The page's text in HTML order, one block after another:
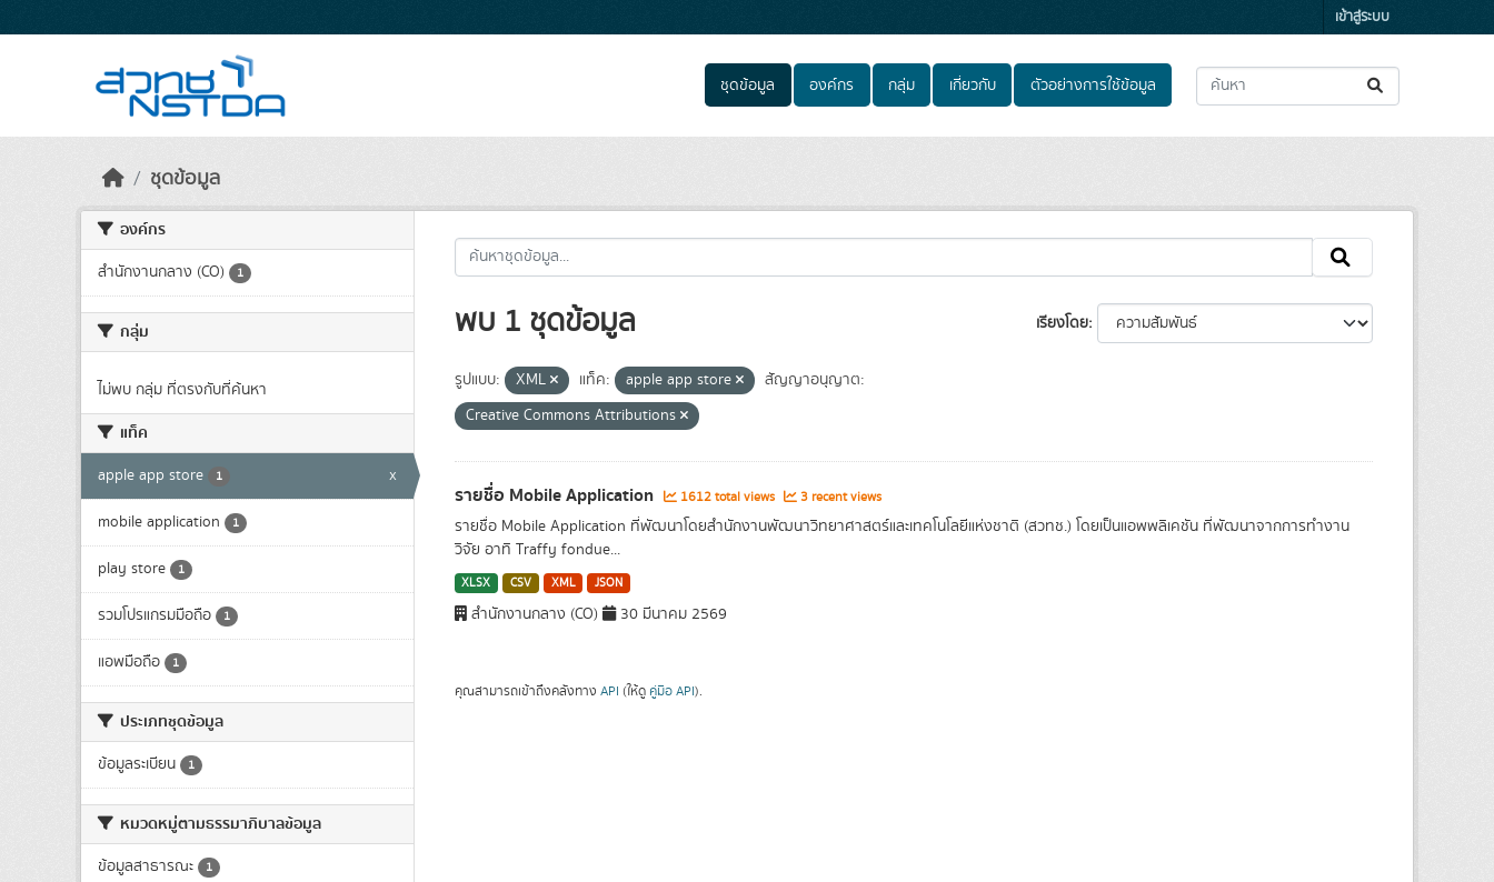
เข้าสู่ระบบ
ชุดข้อมูล องค์กร กลุ่ม เกี่ยวกับ ตัวอย่างการใช้ข้อมูล
ชุดข้อมูล
องค์กร
สำนักงานกลาง (CO) 1
กลุ่ม
ไม่พบ กลุ่ม ที่ตรงกับที่ค้นหา
แท็ค
apple app store 1 x
mobile application 1
play store 1
รวมโปรแกรมมือถือ 1
แอพมือถือ 1
ประเภทชุดข้อมูล
ข้อมูลระเบียน 1
หมวดหมู่ตามธรรมาภิบาลข้อมูล
ข้อมูลสาธารณะ 1
เรียงโดย
พบ 1 ชุดข้อมูล
รูปแบบ: XML แท็ค: apple app store
สัญญาอนุญาต:
Creative Commons Attributions
รายชื่อ Mobile Application 1612 total views 3 recent views
รายชื่อ Mobile Application ที่พัฒนาโดยสำนักงานพัฒนาวิทยาศาสตร์และเทคโนโลยีแห่งชาติ (สวทช.) โดยเป็นแอพพลิเคชัน ที่พัฒนาจากการทำงาน
วิจัย อาทิ Traffy fondue...
XLSX CSV XML JSON
สำนักงานกลาง (CO) 30 มีนาคม 2569
คุณสามารถเข้าถึงคลังทาง API (ให้ดู คู่มือ API).